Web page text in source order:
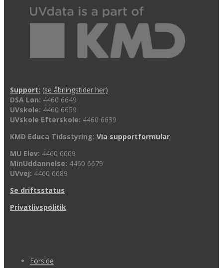
Support: (se åbningstider her)
DSA Løn: 4460 6649
UVskole: 4460 6659
UVskole Efterskole: 4460 6639
KMD Educa Tidsstyring: Via supportformular
MU Elev: 4460 6669
MinUddannelse: 4460 6679
UVvej: 4460 6689
Se driftsstatus
Privatlivspolitik
Forside